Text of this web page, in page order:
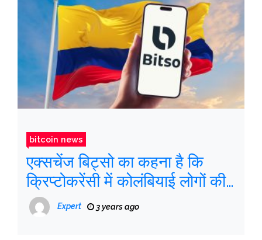
bitcoin news
एक्सचेंज बिट्सो का कहना है कि
क्रिप्टोकरेंसी में कोलंबियाई लोगों की
दिलचस्पी बढ़ रही है
Expert 3 years ago